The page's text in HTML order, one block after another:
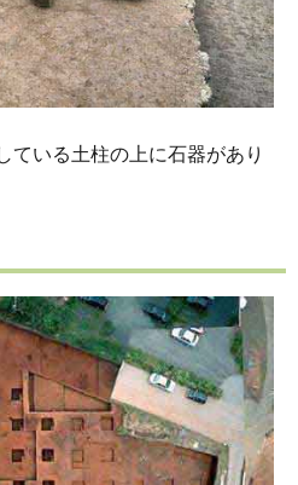
ている土柱の上に石器があり